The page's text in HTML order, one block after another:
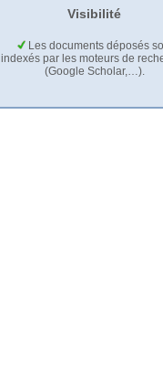
Visibilité
Les documents déposés
indexés par les moteurs de
(Google Scholar,…).